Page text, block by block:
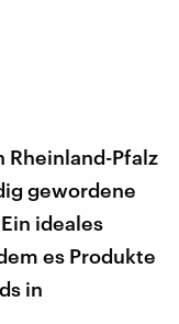
Pfalz
gewordene
ideales
es Produkte
in